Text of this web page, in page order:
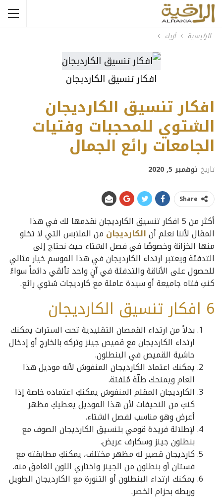
الرئيسية أزياء
افكار تنسيق الكارديجان
افكار تنسيق الكارديجان
الشتوي للمحجبات وفتيات
الجامعات رائع الجمال
تاريخ نوفمبر 5, 2020
Share
أكثر من 5 افكار تنسيق الكارديجان
نقدمها لك في هذا
المقال لأننا نعلم أنالكارديجان من الملابس التي لا تخلو
منها الخزانة وخصوصًا في فصل الشتاء حيث نحتاج إلى
التدفئة ويعتبر ارتداء الكارديجان في هذا الموسم خيار مثالي
للحصول على الأناقة والتدفئة في آنٍ واحد تألقي دائماً سواءً
كنتِ فتاه جاميعة أو سيدة عاملة مع كارديجات شتوي رائع.
6 افكار تنسيق الكارديجان
بدلاً من ارتداء القمصان التقليدية تحت السترات يمكنك
ارتداء الكارديجان مع قميص جينز وتركه بالخارج أو إدخال
حاشية القميص في البنطلون.
يمكنك اعتماد الكارديجان المنفوش لأنه موديل هذا
العام ويمنحك طلّة مُلفتة.
الكارديجان المقلم المنفوش يمكنكِ اعتماده خاصة إذا
كنتِ من النحيفات لأن هذا الموديل يعطيكِ مظهر
أعرض وهو مناسب لفصل الشتاء.
لإطلالة فريدة قومي بتنسيق الكارديجان الصوف مع
بنطلون جينز وسكارف عريض.
كارديجان قصير له مظهر مختلف، يمكنكِ مطابقته مع
فستان أو بنطلون من الجينز واختاري اللون الغامق منه.
يمكنك ارتداء البنطلون أو التنورة مع الكارديجان الطويل
وربطه بحزام الخصر.